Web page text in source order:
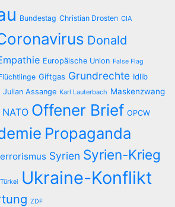
Bundestag Christian Drosten CIA
Donald
Europäische Union False Flag
Giftgas Grundrechte Idlib
Julian Assange Karl Lauterbach Maskenzwang
NATO Offener Brief OPCW
Propaganda
Syrien Syrien-Krieg
Türkei Ukraine-Konflikt
ZDF